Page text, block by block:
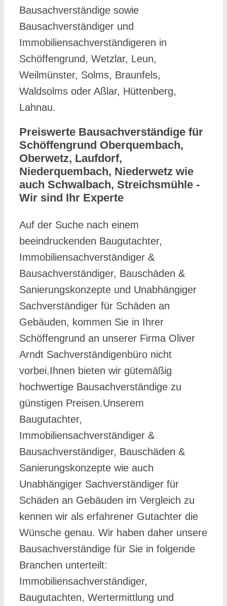
Bausachverständige sowie
Bausachverständiger und
Immobiliensachverständigeren in
Schöffengrund, Wetzlar, Leun,
Weilmünster, Solms, Braunfels,
Waldsolms oder Aßlar, Hüttenberg,
Lahnau.
Preiswerte Bausachverständige für
Schöffengrund Oberquembach,
Oberwetz, Laufdorf,
Niederquembach, Niederwetz wie
auch Schwalbach, Streichsmühle -
Wir sind Ihr Experte
Auf der Suche nach einem
beeindruckenden Baugutachter,
Immobiliensachverständiger &
Bausachverständiger, Bauschäden &
Sanierungskonzepte und Unabhängiger
Sachverständiger für Schäden an
Gebäuden, kommen Sie in Ihrer
Schöffengrund an unserer Firma Oliver
Arndt Sachverständigenbüro nicht
vorbei.Ihnen bieten wir gütemäßig
hochwertige Bausachverständige zu
günstigen Preisen.Unserem
Baugutachter,
Immobiliensachverständiger &
Bausachverständiger, Bauschäden &
Sanierungskonzepte wie auch
Unabhängiger Sachverständiger für
Schäden an Gebäuden im Vergleich zu
kennen wir als erfahrener Gutachter die
Wünsche genau. Wir haben daher unsere
Bausachverständige für Sie in folgende
Branchen unterteilt:
Immobiliensachverständiger,
Baugutachten, Wertermittlung und